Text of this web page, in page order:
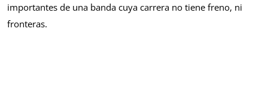
importantes de una banda cuya carrera no tiene freno, ni
fronteras.